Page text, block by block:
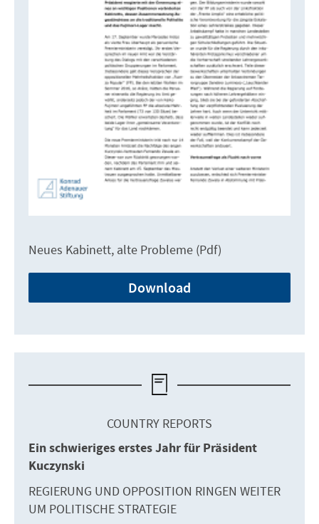
Neues Kabinett, alte Probleme (Pdf)
Download
COUNTRY REPORTS
Ein schwieriges erstes Jahr für Präsident
Kuczynski
REGIERUNG UND OPPOSITION RINGEN WEITER
UM POLITISCHE STRATEGIE